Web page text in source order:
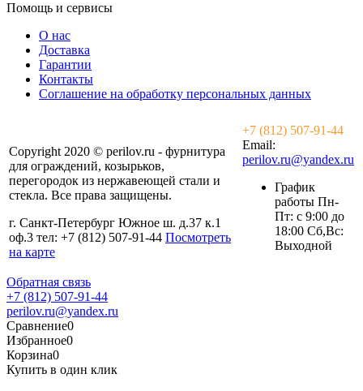
Помощь и сервисы
О нас
Доставка
Гарантии
Контакты
Соглашение на обработку персональных данных
Copyright 2020 © perilov.ru - фурнитура
для ограждений, козырьков,
перегородок из нержавеющей стали и
стекла. Все права защищены.
г. Санкт-Петербург Южное ш. д.37 к.1
оф.3 тел: +7 (812) 507-91-44 Посмотреть
на карте
+7 (812) 507-91-44
Email:
perilov.ru@yandex.ru
График
работы Пн-
Пт: с 9:00 до
18:00 Сб,Вс:
Выходной
Обратная связь
+7 (812) 507-91-44
perilov.ru@yandex.ru
Сравнение0
Избранное0
Корзина0
Купить в один клик